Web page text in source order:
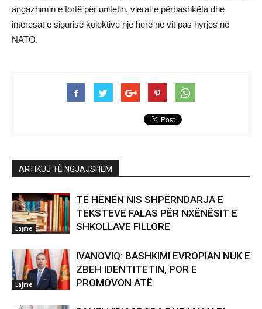
angazhimin e fortë për unitetin, vlerat e përbashkëta dhe
interesat e sigurisë kolektive një herë në vit pas hyrjes në
NATO.
ARTIKUJ TË NGJAJSHËM
Lajme
TË HËNËN NIS SHPËRNDARJA E
TEKSTEVE FALAS PËR NXËNËSIT E
SHKOLLAVE FILLORE
Lajme
IVANOVIQ: BASHKIMI EVROPIAN NUK E
ZBEH IDENTITETIN, POR E
PROMOVON ATË